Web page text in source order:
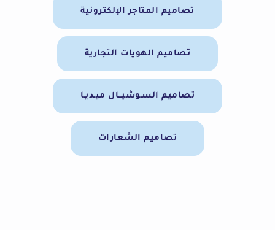
تصاميم المتاجر الإلكترونية
تصاميم الهويات التجارية
تصاميم السـوشيــال ميـديـا
تصاميم الشعارات